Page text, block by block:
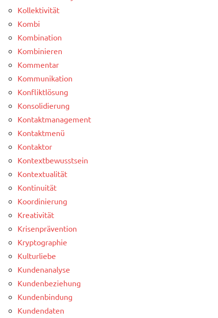
Kollektivität
Kombi
Kombination
Kombinieren
Kommentar
Kommunikation
Konfliktlösung
Konsolidierung
Kontaktmanagement
Kontaktmenü
Kontaktor
Kontextbewusstsein
Kontextualität
Kontinuität
Koordinierung
Kreativität
Krisenprävention
Kryptographie
Kulturliebe
Kundenanalyse
Kundenbeziehung
Kundenbindung
Kundendaten